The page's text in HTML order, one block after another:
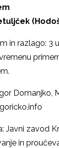
in razlago: 3
Domanjko,
Javni zavod
in